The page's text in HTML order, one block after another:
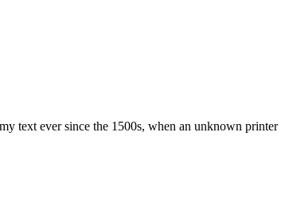
text ever since the 1500s, when an unknown